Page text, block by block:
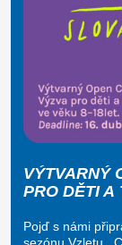
VÝTVARNÝ
PRO DĚTI A
Pojď s námi